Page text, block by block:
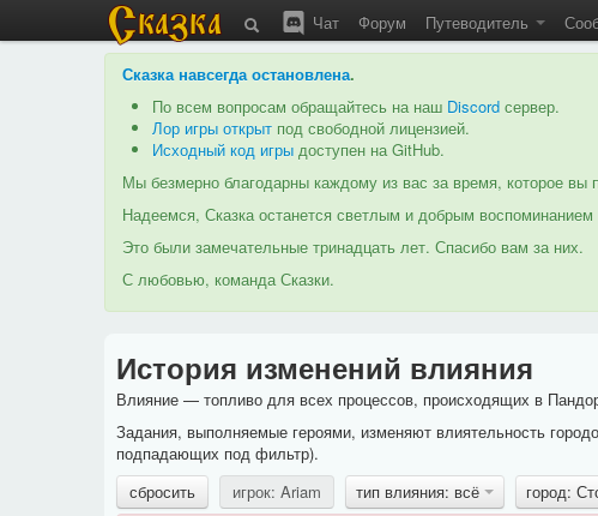
Чат Форум Путеводитель
Сказка навсегда остановлена.
По всем вопросам обращайтесь на наш Discord сервер.
Лор игры открыт под свободной лицензией.
Исходный код игры доступен на GitHub.
Мы безмерно благодарны каждому из вас за время, которое
Надеемся, Сказка останется светлым и добрым
Это были замечательные тринадцать лет. Спасибо вам за них.
С любовью, команда Сказки.
История изменений влияния
Влияние — топливо для всех процессов, происходящих в
Задания, выполняемые героями, изменяют влиятельность
подпадающих под фильтр).
сбросить
игрок: Ariam тип влияния: всё город: